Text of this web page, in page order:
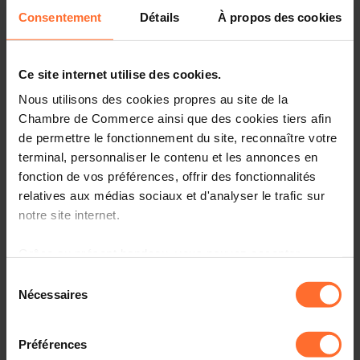
Consentement Détails À propos des cookies
Ce site internet utilise des cookies.
Nous utilisons des cookies propres au site de la
Chambre de Commerce ainsi que des cookies tiers afin
de permettre le fonctionnement du site, reconnaître votre
terminal, personnaliser le contenu et les annonces en
fonction de vos préférences, offrir des fonctionnalités
relatives aux médias sociaux et d'analyser le trafic sur
notre site internet.
à l’exception des cookies strictement nécessaires au
fonctionnement du site. Une description des différents
cookies est accessible sous l’onglet « Détails » ci-
dessus.
Nécessaires
Préférences
Vous êtes un créateur d’entreprise ? Vous souhaitez nous
rencontrer à notre hub de Mondorf?
Rejoignez-nous pour un atelier d’1h15, qui sera axé sur la
validation de son envie d’entreprendre et sur la
parcours réglementaire d’un futur entrepreneur, ainsi que
des services et programmes gratuits de la House of
Entrepreneurship pour créateurs d’entreprise.
Parmi les thématiques abordées:
Les mauvaises raisons d’entreprendre
Les peurs récurrentes des nouveaux entrepreneurs
Créer une entreprise sans être un super-héros, mais en
étant conscient.e de ses ressources et limites: